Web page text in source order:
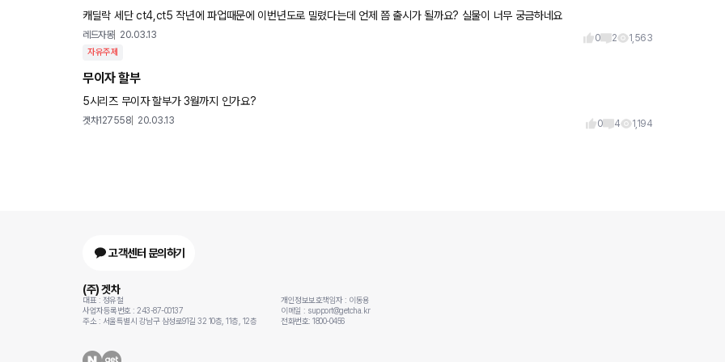
캐딜락 세단 ct4,ct5 작년에 파업때문에 이번년도로 밀렸다는데 언제 쯤 출시가 될까요? 실물이 너무 궁금하네요
레드자몽 20.03.13 0 2 1,563
자유주제
무이자 할부
5시리즈 무이자 할부가 3월까지 인가요?
겟차127558 20.03.13 0 4 1,194
고객센터 문의하기
(주) 겟차
대표 : 정유철
사업자등록번호 : 243-87-00137
주소 : 서울특별시 강남구 삼성로91길 32 10층, 11층, 12층
개인정보보호책임자 : 이동용
이메일 : support@getcha.kr
전화번호: 1800-0456